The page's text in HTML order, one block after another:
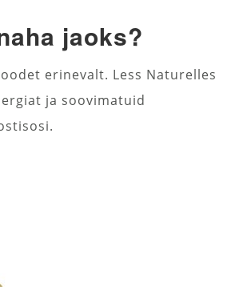
jaoks?
erinevalt. Less Naturelles
ja soovimatuid